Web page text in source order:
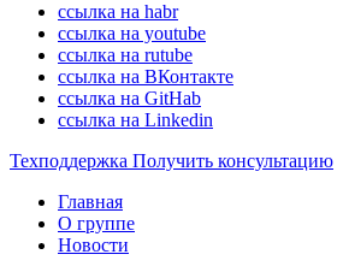
ссылка на habr
ссылка на youtube
ссылка на rutube
ссылка на ВКонтакте
ссылка на GitHab
ссылка на Linkedin
Техподдержка Получить консультацию
Главная
О группе
Новости